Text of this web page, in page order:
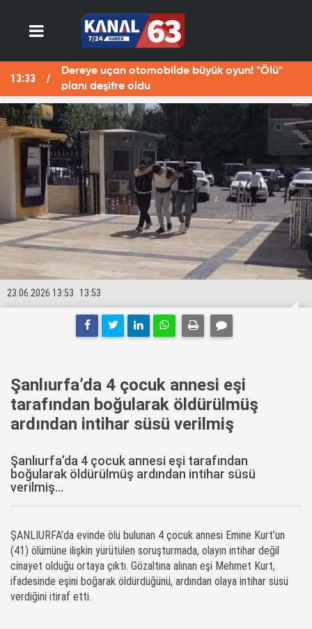
büyük oyun! "Ölü"
13:29
Fotoğraf
13:53
23.06.2026 13:53
Şanlıurfa’da 4 çocuk annesi eşi
tarafından boğularak öldürülmüş
ardından intihar süsü verilmiş
Şanlıurfa’da 4 çocuk annesi eşi tarafından
boğularak öldürülmüş ardından intihar süsü
verilmiş...
ŞANLIURFA’da evinde ölü bulunan 4 çocuk annesi Emine Kurt’un
(41) ölümüne ilişkin yürütülen soruşturmada, olayın intihar değil
cinayet olduğu ortaya çıktı. Gözaltına alınan eşi Mehmet Kurt,
ifadesinde eşini boğarak öldürdüğünü, ardından olaya intihar süsü
verdiğini itiraf etti.